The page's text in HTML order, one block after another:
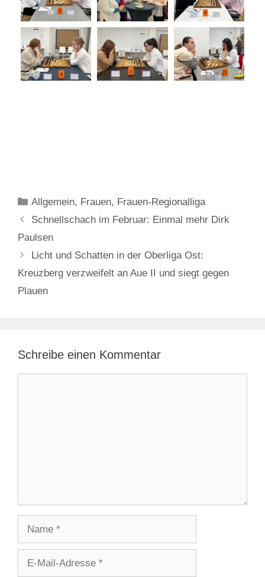
Kategorien
Allgemein, Frauen, Frauen-Regionalliga
Schnellschach im Februar: Einmal mehr Dirk
Paulsen
Licht und Schatten in der Oberliga Ost:
Kreuzberg verzweifelt an Aue II und siegt gegen
Plauen
Schreibe einen Kommentar